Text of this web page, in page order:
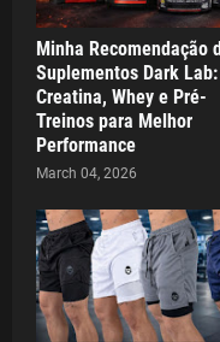
Minha Recomendação
Suplementos Dark Lab:
Creatina, Whey e Pré-
Treinos para Melhor
Performance
March 04, 2026